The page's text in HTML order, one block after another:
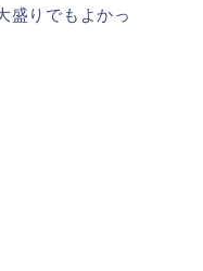
盛りでもよかっ